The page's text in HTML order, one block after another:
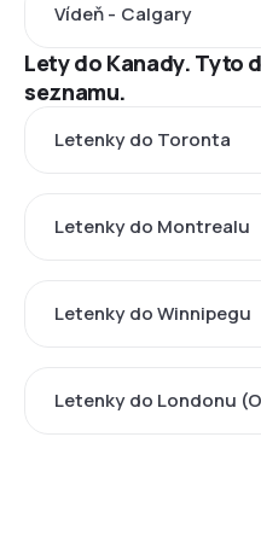
Vídeň - Calgary
Lety do Kanady. Tyto
seznamu.
Letenky do Toronta
Letenky do Montrealu
Letenky do Winnipegu
Letenky do Londonu